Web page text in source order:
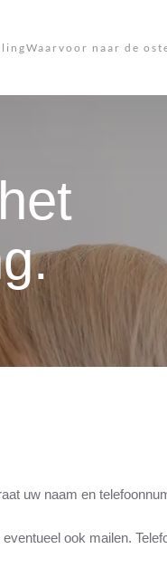
Waarvoor naar de
uw naam en
ook mailen.